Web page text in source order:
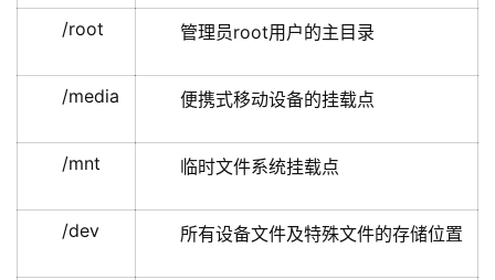
/root 管理员root用户的主目录
/media 便携式移动设备的挂载点
/mnt 临时文件系统挂载点
/dev 所有设备文件及特殊文件的存储位置